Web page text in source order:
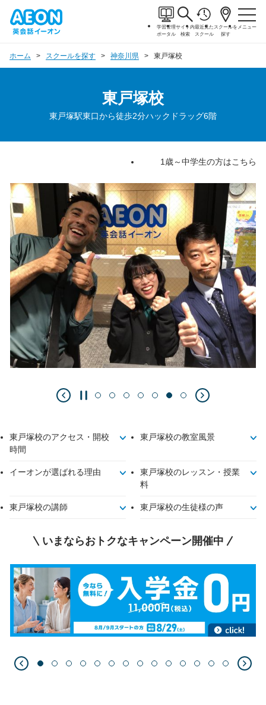
学習管理
ポータル
サイト内
検索
最近見た
スクール
スクールを
探す
メニュー
ホーム スクールを探す 神奈川県 東戸塚校
東戸塚校
東戸塚駅東口から徒歩2分ハックドラッグ6階
1歳～中学生の方はこちら
東戸塚校のアクセス・開校
時間
東戸塚校の教室風景
イーオンが選ばれる理由
東戸塚校のレッスン・授業
料
東戸塚校の講師 東戸塚校の生徒様の声
いまならおトクなキャンペーン開催中